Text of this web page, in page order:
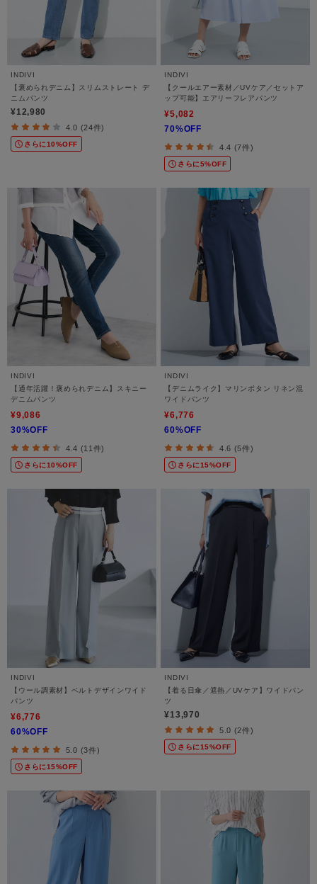
INDIVI
【褒められデニム】スリムストレート デ
ニムパンツ
¥12,980
4.0 (24件)
さらに10%OFF
INDIVI
【クールエアー素材／UVケア／セットア
ップ可能】エアリーフレアパンツ
¥5,082
70%OFF
4.4 (7件)
さらに5%OFF
INDIVI
【通年活躍！褒められデニム】スキニー
デニムパンツ
¥9,086
30%OFF
4.4 (11件)
さらに10%OFF
INDIVI
【デニムライク】マリンボタン リネン混
ワイドパンツ
¥6,776
60%OFF
4.6 (5件)
さらに15%OFF
INDIVI
【ウール調素材】ベルトデザインワイド
パンツ
¥6,776
60%OFF
5.0 (3件)
さらに15%OFF
INDIVI
【着る日傘／遮熱／UVケア】ワイドパン
ツ
¥13,970
5.0 (2件)
さらに15%OFF